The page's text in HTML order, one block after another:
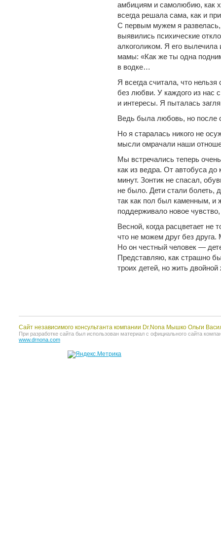
амбициям и самолюбию, как
всегда решала сама, как и
С первым мужем я
выявились психические
алкоголиком. Я его
мамы: «Как же ты одна
в водке…
Я всегда считала, что
без любви. У каждого из нас
и интересы. Я пыталась
Ведь была любовь, но после
Но я старалась никого не
мысли омрачали наши
Мы встречались теперь
как из ведра. От автобуса
минут. Зонтик не спасал,
не было. Дети стали болеть,
так как пол был каменным,
поддерживало новое
Весной, когда расцветает не
что не можем друг без
Но он честный человек —
Представляю, как страшно
троих детей, но жить
Сайт независимого консультанта компании Dr.Nona Мышко Ольги
При разработке сайта был использован материал с официального сайта
www.drnona.com